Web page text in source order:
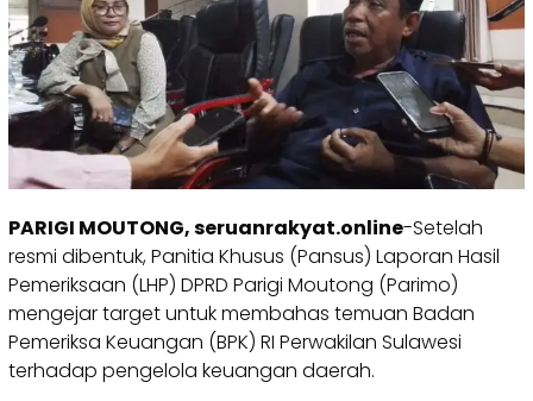
PARIGI MOUTONG, seruanrakyat.online-Setelah
resmi dibentuk, Panitia Khusus (Pansus) Laporan Hasil
Pemeriksaan (LHP) DPRD Parigi Moutong (Parimo)
mengejar target untuk membahas temuan Badan
Pemeriksa Keuangan (BPK) RI Perwakilan Sulawesi
terhadap pengelola keuangan daerah.